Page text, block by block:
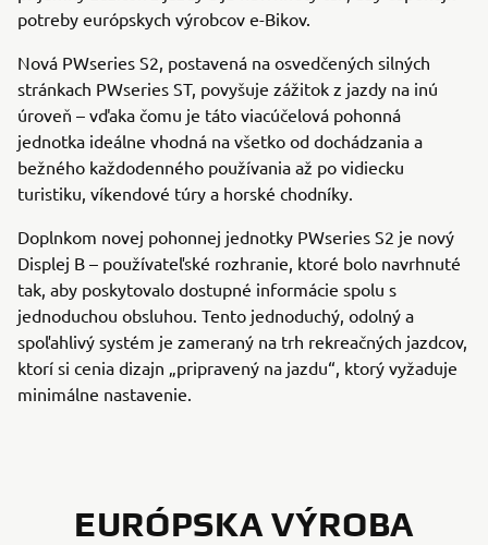
potreby európskych výrobcov e-Bikov.
Nová PWseries S2, postavená na osvedčených silných
stránkach PWseries ST, povyšuje zážitok z jazdy na inú
úroveň – vďaka čomu je táto viacúčelová pohonná
jednotka ideálne vhodná na všetko od dochádzania a
bežného každodenného používania až po vidiecku
turistiku, víkendové túry a horské chodníky.
Doplnkom novej pohonnej jednotky PWseries S2 je nový
Displej B – používateľské rozhranie, ktoré bolo navrhnuté
tak, aby poskytovalo dostupné informácie spolu s
jednoduchou obsluhou. Tento jednoduchý, odolný a
spoľahlivý systém je zameraný na trh rekreačných jazdcov,
ktorí si cenia dizajn „pripravený na jazdu“, ktorý vyžaduje
minimálne nastavenie.
EURÓPSKA VÝROBA